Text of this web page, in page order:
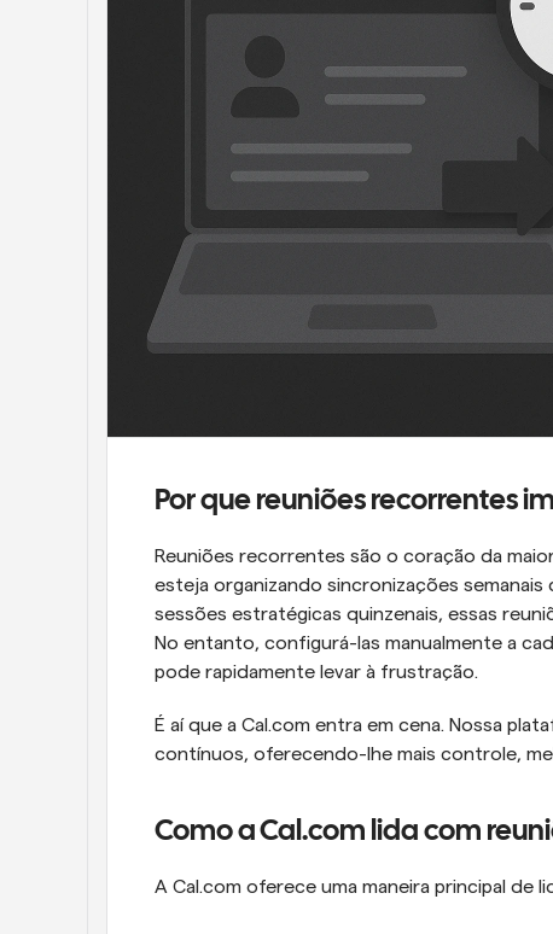
Por que reuniões recorrentes
Reuniões recorrentes são o coração da
esteja organizando sincronizações
sessões estratégicas quinzenais, essas
No entanto, configurá-las manualmente a
pode rapidamente levar à frustração.
É aí que a Cal.com entra em cena. Nossa
contínuos, oferecendo-lhe mais controle,
Como a Cal.com lida com
A Cal.com oferece uma maneira principal de